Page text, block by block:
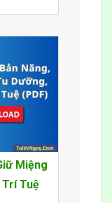
Miệng
Trí Tuệ